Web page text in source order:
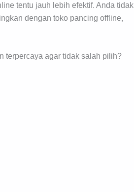
tentu jauh lebih efektif. Anda tidak
dengan toko pancing offline,
terpercaya agar tidak salah pilih?